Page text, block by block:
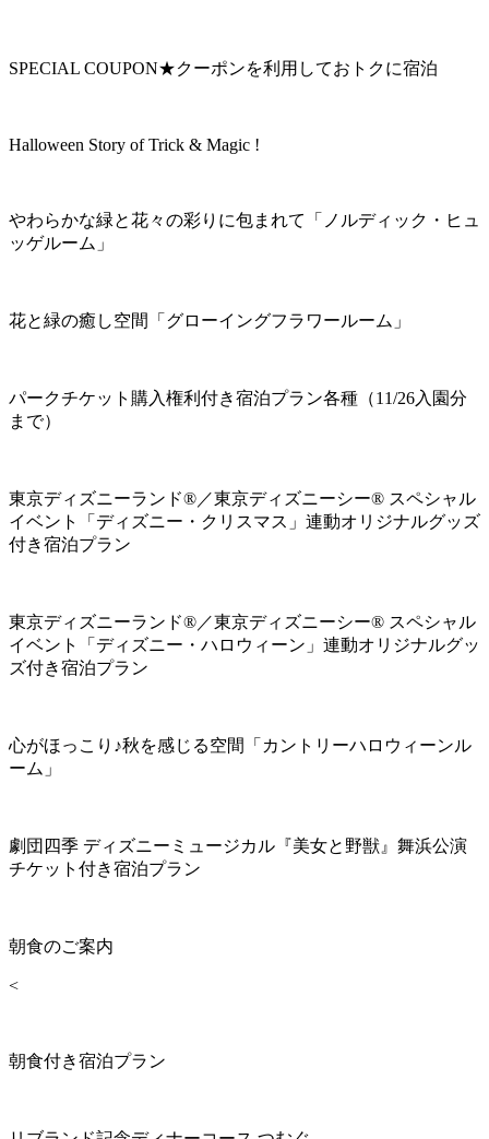
SPECIAL COUPON★クーポンを利用しておトクに宿泊
Halloween Story of Trick & Magic !
やわらかな緑と花々の彩りに包まれて「ノルディック・ヒュ
ッゲルーム」
花と緑の癒し空間「グローイングフラワールーム」
パークチケット購入権利付き宿泊プラン各種（11/26入園分
まで）
東京ディズニーランド®／東京ディズニーシー® スペシャル
イベント「ディズニー・クリスマス」連動オリジナルグッズ
付き宿泊プラン
東京ディズニーランド®／東京ディズニーシー® スペシャル
イベント「ディズニー・ハロウィーン」連動オリジナルグッ
ズ付き宿泊プラン
心がほっこり♪秋を感じる空間「カントリーハロウィーンル
ーム」
劇団四季 ディズニーミュージカル『美女と野獣』舞浜公演
チケット付き宿泊プラン
朝食のご案内
<
朝食付き宿泊プラン